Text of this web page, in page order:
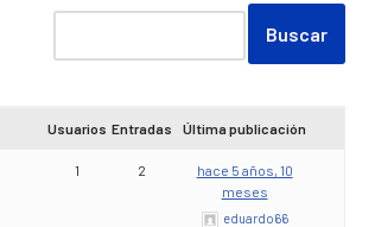
Usuarios Entradas Última publicación
1 2
hace 5 años, 10
meses
eduardo66